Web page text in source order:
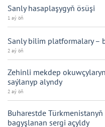
Sanly hasaplaşygyň ösüşi
1 aý öň
Sanly bilim platformalary –
2 aý öň
Zehinli mekdep
saýlanyp alyndy
2 aý öň
Buharestde
bagyşlanan sergi açyldy